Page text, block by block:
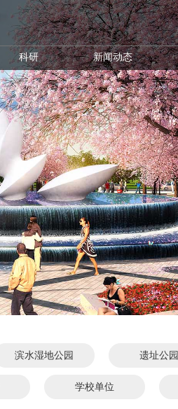
科研 新闻动态
滨水湿地公园 遗址公园
学校单位